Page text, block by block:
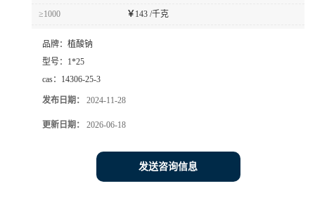
≥1000 ￥ 143 /千克
品牌： 植酸钠
型号： 1*25
cas： 14306-25-3
发布日期： 2024-11-28
更新日期： 2026-06-18
发送咨询信息